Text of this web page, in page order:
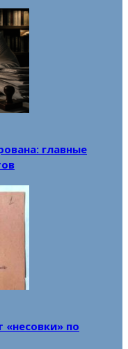
главные
«несовки» по